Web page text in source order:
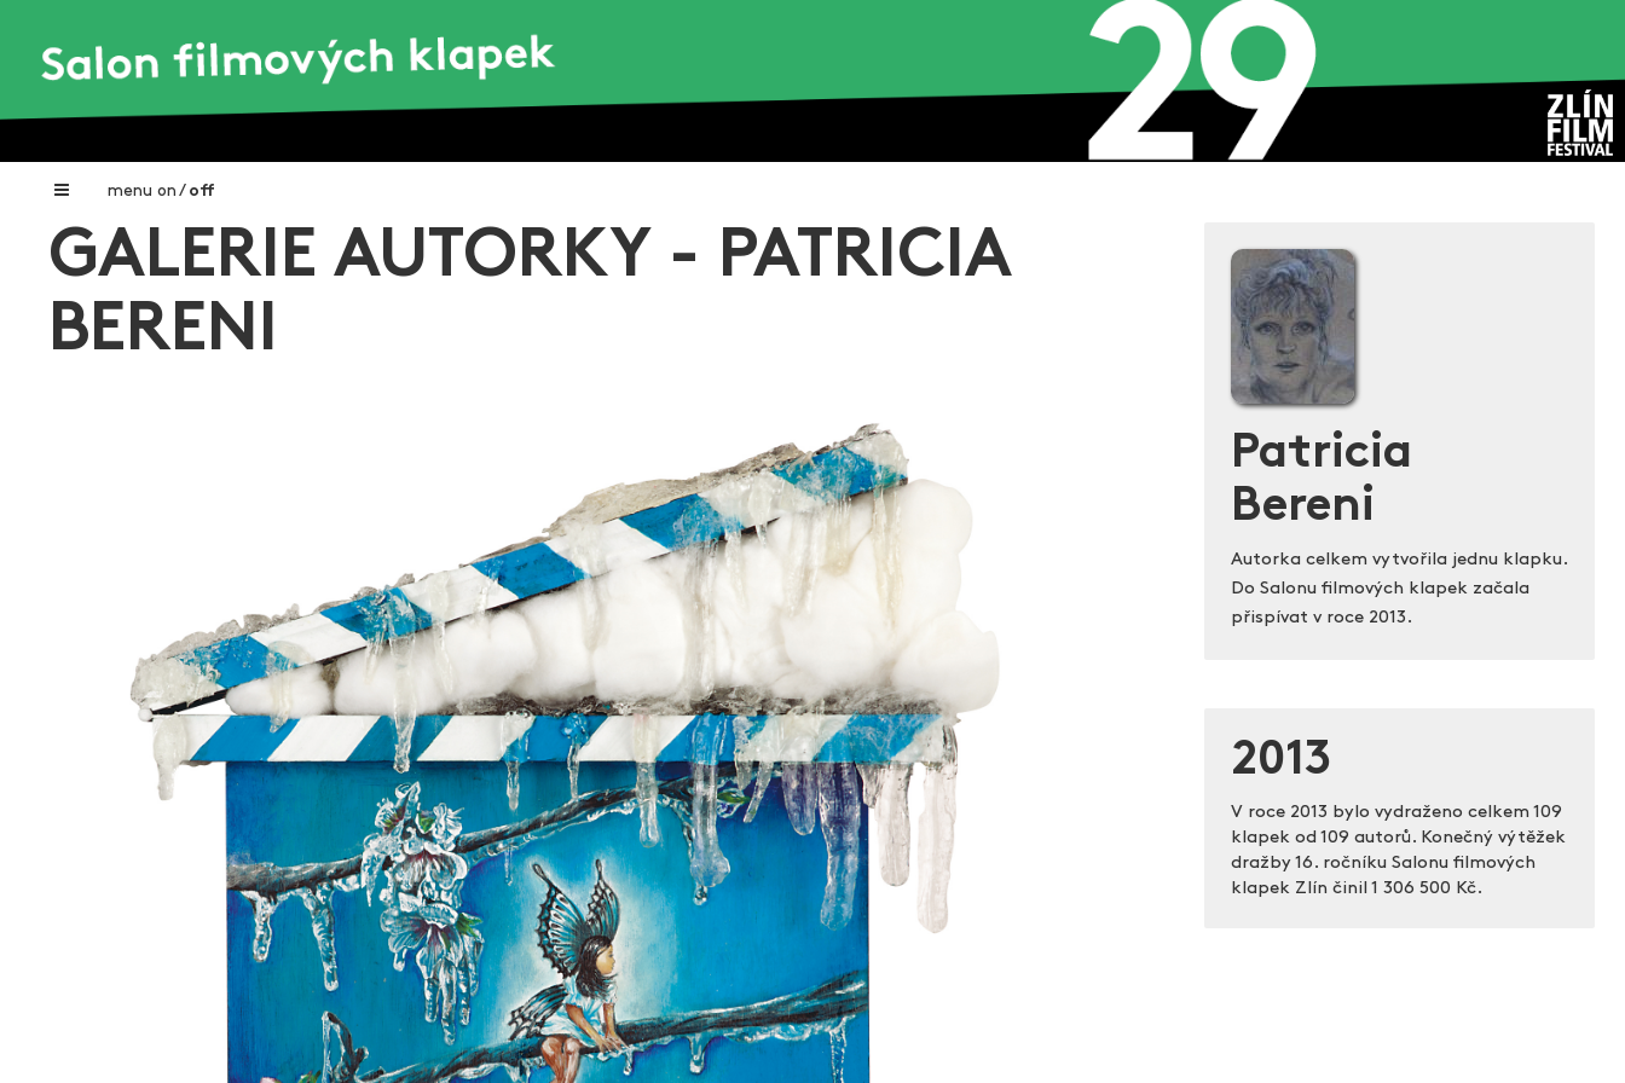
menu on / off
Home
Galerie filmových klapek
Zlín Film Festival
GALERIE AUTORKY - PATRICIA
BERENI
Patricia
Bereni
Autorka celkem vytvořila jednu klapku.
Do Salonu filmových klapek začala
přispívat v roce 2013.
2013
V roce 2013 bylo vydraženo celkem 109
klapek od 109 autorů. Konečný výtěžek
dražby 16. ročníku Salonu filmových
klapek Zlín činil 1 306 500 Kč.